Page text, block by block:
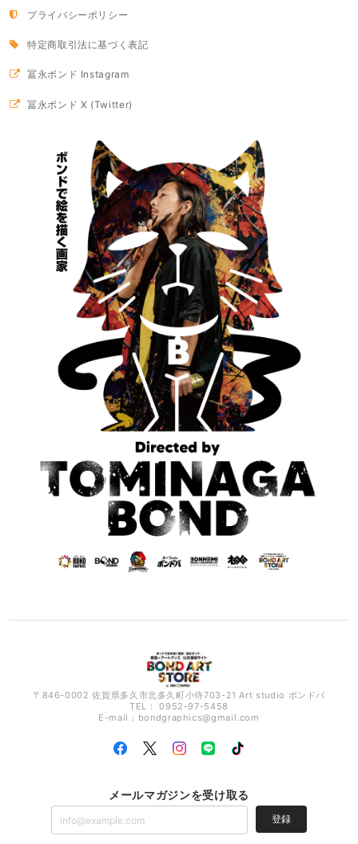
プライバシーポリシー
特定商取引法に基づく表記
冨永ボンド Instagram
冨永ボンド X (Twitter)
〒846-0002 佐賀県多久市北多久町小侍703-21 Art studio ボンドバ
TEL： 0952-97-5458
E-mail： bondgraphics@gmail.com
メールマガジンを受け取る
登録